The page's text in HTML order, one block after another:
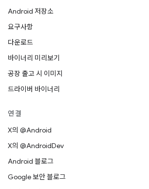
Android 저장소
요구사항
다운로드
바이너리 미리보기
공장 출고 시 이미지
드라이버 바이너리
연결
X의 @Android
X의 @AndroidDev
Android 블로그
Google 보안 블로그